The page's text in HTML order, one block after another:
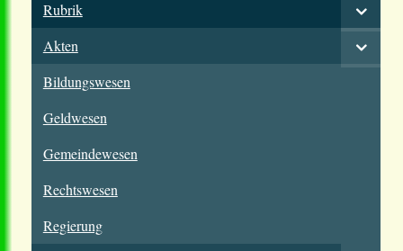
Rubrik
Akten
Bildungswesen
Geldwesen
Gemeindewesen
Rechtswesen
Regierung